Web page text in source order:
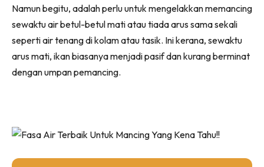
Namun begitu, adalah perlu untuk mengelakkan memancing
sewaktu air betul-betul mati atau tiada arus sama sekali
seperti air tenang di kolam atau tasik. Ini kerana, sewaktu
arus mati, ikan biasanya menjadi pasif dan kurang berminat
dengan umpan pemancing.